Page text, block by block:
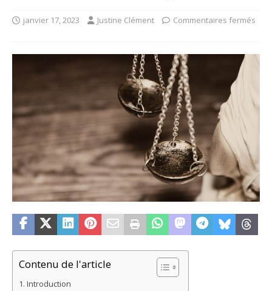
janvier 17, 2023 Justine Clément Commentaires fermés
Contenu de l'article
Introduction